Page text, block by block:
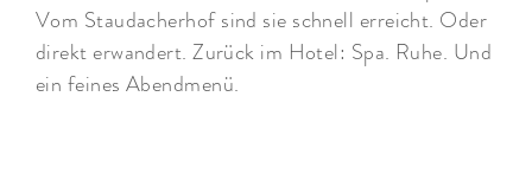
Vom Staudacherhof sind sie schnell erreicht. Oder
direkt erwandert. Zurück im Hotel: Spa. Ruhe. Und
ein feines Abendmenü.